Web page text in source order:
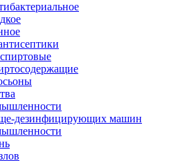
дезинфицирующих машин